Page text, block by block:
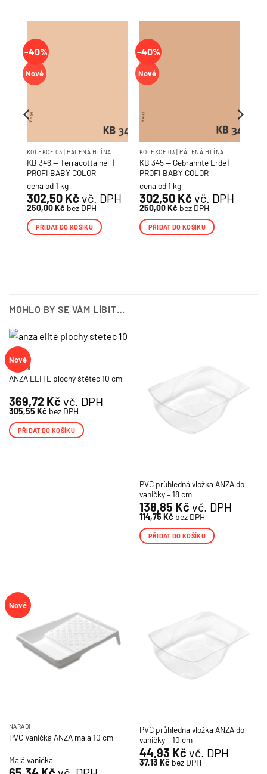
-40%
Nové
KOLEKCE 03 | PÁLENÁ HLÍNA
KB 346 — Terracotta hell |
PROFI BABY COLOR
cena od 1 kg
302,50 Kč vč. DPH
250,00Kč bez DPH
PŘIDAT DO KOŠÍKU
-40%
Nové
KOLEKCE 03 | PÁLENÁ HLÍNA
KB 345 — Gebrannte Erde |
PROFI BABY COLOR
cena od 1 kg
302,50 Kč vč. DPH
250,00Kč bez DPH
PŘIDAT DO KOŠÍKU
MOHLO BY SE VÁM LÍBIT…
Nové
NÁŘADÍ
ANZA ELITE plochý štětec 10 cm
369,72 Kč vč. DPH
305,55 Kč bez DPH
PŘIDAT DO KOŠÍKU
PVC průhledná vložka ANZA do
vaničky – 18 cm
138,85 Kč vč. DPH
114,75 Kč bez DPH
PŘIDAT DO KOŠÍKU
Nové
NÁŘADÍ
PVC Vanička ANZA malá 10 cm
Malá vanička
PVC průhledná vložka ANZA do
vaničky – 10 cm
44,93 Kč vč. DPH
37,13 Kč bez DPH